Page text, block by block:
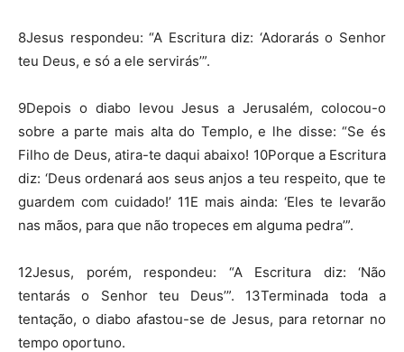
8Jesus respondeu: “A Escritura diz: ‘Adorarás o Senhor
teu Deus, e só a ele servirás’”.
9Depois o diabo levou Jesus a Jerusalém, colocou-o
sobre a parte mais alta do Templo, e lhe disse: “Se és
Filho de Deus, atira-te daqui abaixo! 10Porque a Escritura
diz: ‘Deus ordenará aos seus anjos a teu respeito, que te
guardem com cuidado!’ 11E mais ainda: ‘Eles te levarão
nas mãos, para que não tropeces em alguma pedra’”.
12Jesus, porém, respondeu: “A Escritura diz: ‘Não
tentarás o Senhor teu Deus’”. 13Terminada toda a
tentação, o diabo afastou-se de Jesus, para retornar no
tempo oportuno.